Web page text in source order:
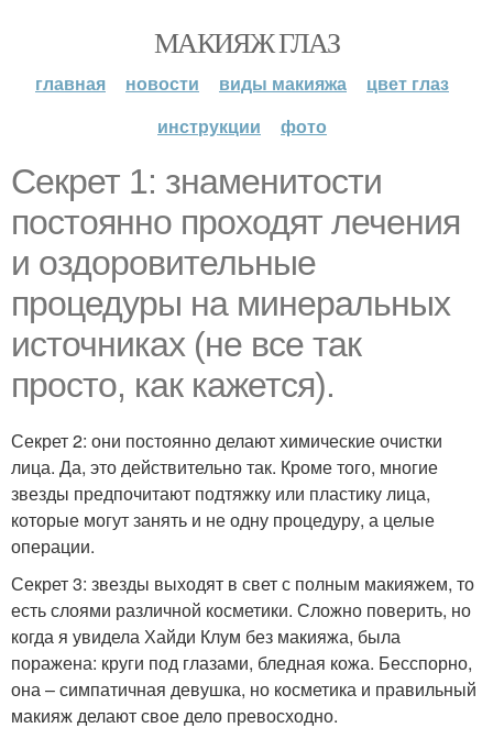
МАКИЯЖ ГЛАЗ
главная новости виды макияжа
цвет глаз
инструкции
фото
Секрет 1: знаменитости
постоянно проходят лечения
и оздоровительные
процедуры на минеральных
источниках (не все так
просто, как кажется).
Секрет 2: они постоянно делают химические очистки
лица. Да, это действительно так. Кроме того, многие
звезды предпочитают подтяжку или пластику лица,
которые могут занять и не одну процедуру, а целые
операции.
Секрет 3: звезды выходят в свет с полным макияжем, то
есть слоями различной косметики. Сложно поверить, но
когда я увидела Хайди Клум без макияжа, была
поражена: круги под глазами, бледная кожа. Бесспорно,
она – симпатичная девушка, но косметика и правильный
макияж делают свое дело превосходно.